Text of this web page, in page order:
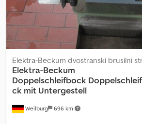
Weilburg 696 km
Elektra-Beckum dvostranski brusilni
Elektra-Beckum
Doppelschleifbock
ck mit Untergestell